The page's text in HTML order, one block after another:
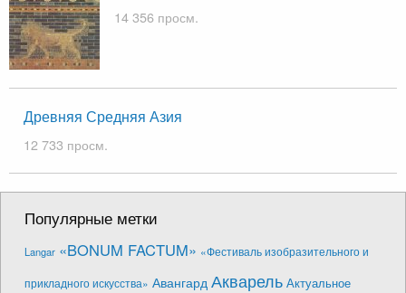
14 356 просм.
Древняя Средняя Азия
12 733 просм.
Популярные метки
Langar «BONUM FACTUM» «Фестиваль изобразительного и
прикладного искусства» Авангард Акварель Актуальное